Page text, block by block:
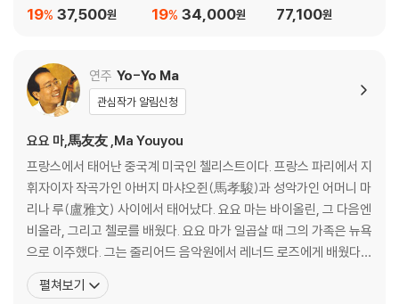
골드베르크 변주곡 (B
37,500원
19%
퍼레이션 (Bach Inspir
34,000원
19%
mply Baroque) [청록
77,100원
연주 Yo-Yo Ma
관심작가 알림신청
요요 마,馬友友 ,Ma Youyou
프랑스에서 태어난 중국계 미국인 첼리스트이다. 프랑스 파리에서 지
휘자이자 작곡가인 아버지 마샤오쥔(馬孝駿)과 성악가인 어머니 마
리나 루(盧雅文) 사이에서 태어났다. 요요 마는 바이올린, 그 다음엔
비올라, 그리고 첼로를 배웠다. 요요 마가 일곱살 때 그의 가족은 뉴욕
으로 이주했다. 그는 줄리어드 음악원에서 레너드 로즈에게 배웠다.
이듬해 레너드 번스타인이 지휘한 텔레비전 음악 프로그램에 출연했
고, 아이작 스턴과 카네기 홀에서 함께 연주하는 등, 미국 전역에서
펼쳐보기